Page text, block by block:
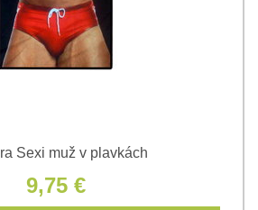
Sexi muž v plavkách
9,75 €